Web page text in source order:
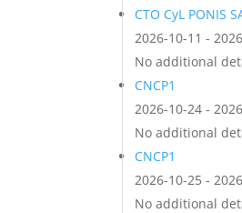
CTO CyL PONIS
2026-10-11 -
No additional
CNCP1
2026-10-24 -
No additional
CNCP1
2026-10-25 -
No additional